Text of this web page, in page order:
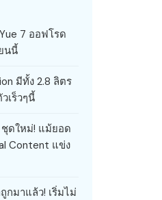
7 ออฟโรด
นนี้
มีทั้ง 2.8 ลิตร
เร็วๆนี้
ชุดใหม่! แม้ยอด
Content แข่ง
กมาแล้ว! เริ่มไม่